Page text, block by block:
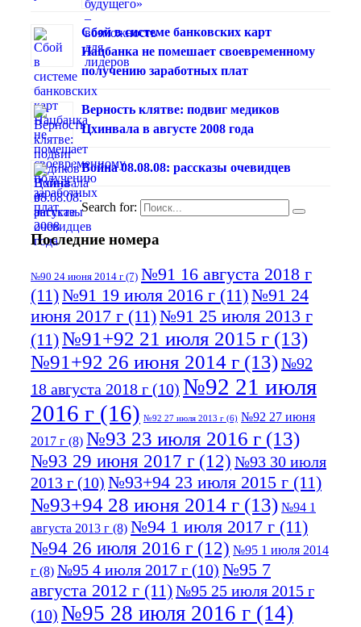
Сбой в системе банковских карт
Нацбанка не помешает своевременному
получению заработных плат
Верность клятве: подвиг медиков
Цхинвала в августе 2008 года
Война 08.08.08: рассказы очевидцев
Search for:
Последние номера
№90 24 июня 2014 г (7) №91 16 августа 2018 г
(11)№91 19 июля 2016 г (11)№91 24
июня 2017 г (11)№91 25 июля 2013 г
(11)№91+92 21 июля 2015 г (13)
№91+92 26 июня 2014 г (13)№92
18 августа 2018 г (10) №92 21 июля
2016 г (16) №92 27 июля 2013 г (6) №92 27 июня
2017 г (8) №93 23 июля 2016 г (13)
№93 29 июня 2017 г (12) №93 30 июля
2013 г (10) №93+94 23 июля 2015 г (11)
№93+94 28 июня 2014 г (13) №94 1
августа 2013 г (8) №94 1 июля 2017 г (11)
№94 26 июля 2016 г (12) №95 1 июля 2014
г (8) №95 4 июля 2017 г (10) №95 7
августа 2012 г (11)№95 25 июля 2015 г
(10) №95 28 июля 2016 г (14)